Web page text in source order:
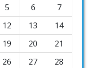
5 6
7
12 13
14
19 20
21
26 27
28